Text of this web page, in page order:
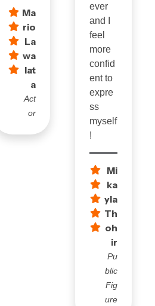
Ma
rio
La
wa
lat
a
Act
or
ever
and I
feel
more
confid
ent to
expre
ss
myself
!
Mi
ka
yla
Th
oh
ir
Pu
blic
Fig
ure